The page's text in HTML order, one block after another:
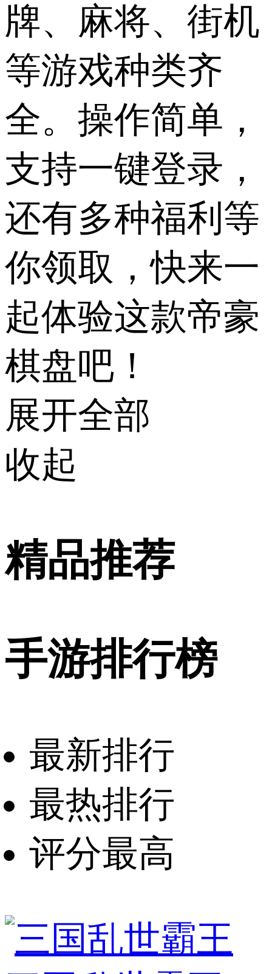
牌、麻将、街机
等游戏种类齐
全。操作简单，
支持一键登录，
还有多种福利等
你领取，快来一
起体验这款帝豪
棋盘吧！
展开全部
收起
精品推荐
手游排行榜
最新排行
最热排行
评分最高